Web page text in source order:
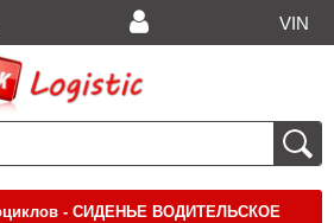
VIN
- СИДЕНЬЕ ВОДИТЕЛЬСКОЕ